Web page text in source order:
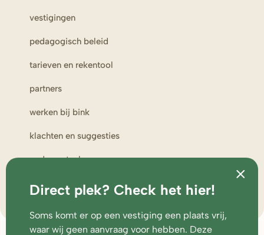
Direct plek? Check het hier!
Soms komt er op een vestiging een plaats vrij,
waar wij geen aanvraag voor hebben. Deze
vestigingen
pedagogisch beleid
tarieven en rekentool
partners
werken bij bink
klachten en suggesties
ouderportaal
toezicht en medezeggenschap